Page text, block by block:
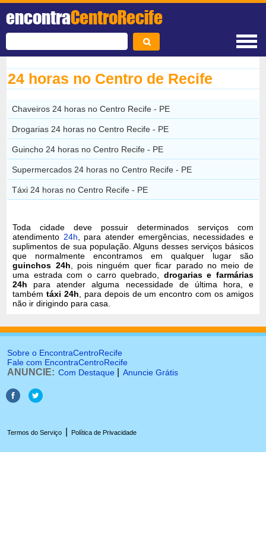
encontraCentroRecife
24 horas no Centro de Recife
Chaveiros 24 horas no Centro Recife - PE
Drogarias 24 horas no Centro Recife - PE
Guincho 24 horas no Centro Recife - PE
Supermercados 24 horas no Centro Recife - PE
Táxi 24 horas no Centro Recife - PE
Toda cidade deve possuir determinados serviços com
atendimento 24h , para atender emergências, necessidades e
suplimentos de sua população. Alguns desses serviços básicos
que normalmente encontramos em qualquer lugar são
guinchos 24h , pois ninguém quer ficar parado no meio de
uma estrada com o carro quebrado, drogarias e farmárias
24h para atender alguma necessidade de última hora, e
tambémtáxi 24h , para depois de um encontro com os amigos
não ir dirigindo para casa.
Sobre o EncontraCentroRecife
Fale com EncontraCentroRecife
ANUNCIE: Com Destaque Anuncie Grátis
Termos do Serviço Política de Privacidade